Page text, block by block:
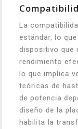
La
estándar, lo
dispositivo que
rendimiento
lo que implica
teóricas de
de potencia
diseño de la
habilita la